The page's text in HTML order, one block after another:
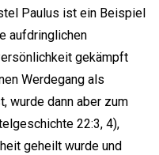
Paulus ist ein Beispiel
aufdringlichen
gekämpft
Werdegang als
wurde dann aber zum
22:3, 4),
geheilt wurde und